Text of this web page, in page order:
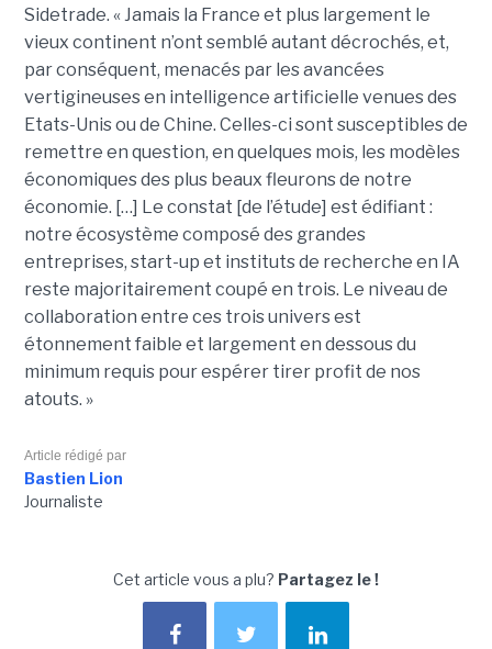
Sidetrade. « Jamais la France et plus largement le
vieux continent n’ont semblé autant décrochés, et,
par conséquent, menacés par les avancées
vertigineuses en intelligence artificielle venues des
Etats-Unis ou de Chine. Celles-ci sont susceptibles de
remettre en question, en quelques mois, les modèles
économiques des plus beaux fleurons de notre
économie. […] Le constat [de l’étude] est édifiant :
notre écosystème composé des grandes
entreprises, start-up et instituts de recherche en IA
reste majoritairement coupé en trois. Le niveau de
collaboration entre ces trois univers est
étonnement faible et largement en dessous du
minimum requis pour espérer tirer profit de nos
atouts. »
Article rédigé par
Bastien Lion
Journaliste
Cet article vous a plu? Partagez le !